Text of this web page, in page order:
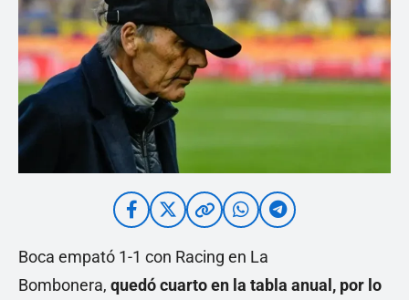
Boca empató 1-1 con Racing en La
Bombonera, quedó cuarto en la tabla anual, por lo